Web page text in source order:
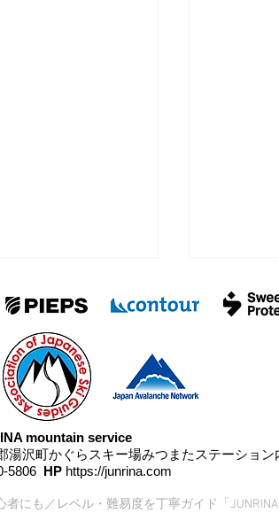
mountain service
湯沢町かぐらスキー場みつまたステーション
5806 HP https://junrina.com
にも／レベル・難易度を丁寧ガイド「JUNRINA